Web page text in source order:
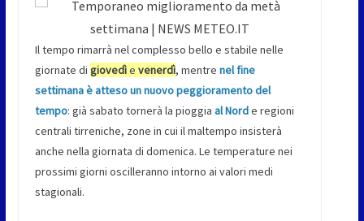
Il tempo rimarrà nel complesso bello e stabile nelle
giornate di giovedìe venerdì, mentre nel fine
settimana è atteso un nuovo peggioramento del
tempo: già sabato tornerà la pioggia al Norde regioni
centrali tirreniche, zone in cui il maltempo insisterà
anche nella giornata di domenica. Le temperature nei
prossimi giorni oscilleranno intorno ai valori medi
stagionali.